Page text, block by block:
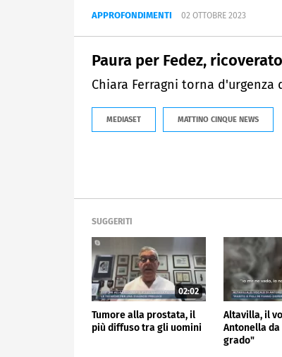
APPROFONDIMENTI 02 OTTOBRE 2023
Paura per Fedez,
Chiara Ferragni torna d'urgenza
MEDIASET MATTINO CINQUE NEWS
SUGGERITI
02:02
Tumore alla prostata, il
più diffuso tra gli uomini
Altavilla, il
Antonella
grado"